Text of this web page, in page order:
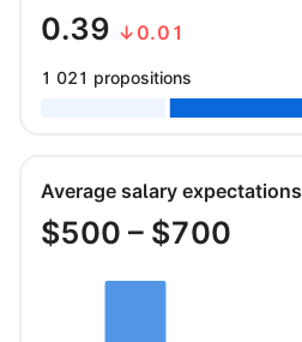
0.39 ↓0.01
1 021 propositions
Average salary expectations
$500 – $700